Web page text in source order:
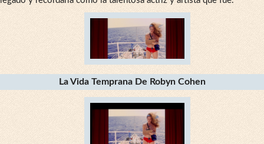
La Vida Temprana De Robyn Cohen